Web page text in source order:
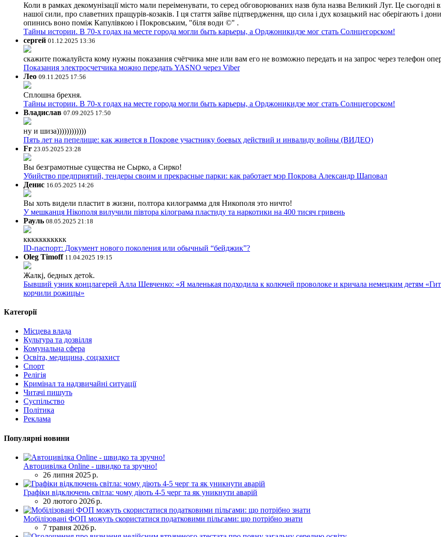
Коли в рамках декомунізації місто мали переіменувати, то серед обговорюваних назв була назва Великий Луг. Це
нашої сили, про славетних пращурів-козаків. І ця стаття зайве підтвердження, що сила і дух козацький нас оберігають і
опинись воно поміж Капулівкою і Покровським, "біля води ©" .
Тайны истории. В 70-х годах на месте города могли быть карьеры, а Орджоникидзе мог стать Солнцегорском!
сергей 01.12.2025 13:36
скажите пожалуйста кому нужны показания счётчика мне или вам его не возможно передать и на запрос через телефон
Показания электросчетчика можно передать YASNO через Viber
Лео 09.11.2025 17:56
Сплошна брехня.
Тайны истории. В 70-х годах на месте города могли быть карьеры, а Орджоникидзе мог стать Солнцегорском!
Владислав 07.09.2025 17:50
ну и шиза))))))))))))
Пять лет на пепелище: как живется в Покрове участнику боевых действий и инвалиду войны (ВИДЕО)
Fr 23.05.2025 23:28
Вы безграмотные существа не Сырко, а Сирко!
Убийство предприятий, тендеры своим и прекрасные парки: как работает мэр Покрова Александр Шаповал
Денис 16.05.2025 14:26
Вы хоть видели пластит в жизни, полтора килограмма для Никополя это ничто!
У мешканця Нікополя вилучили півтора кілограма пластиду та наркотики на 400 тисяч гривень
Рауль 08.05.2025 21:18
ккккккккккк
ID-паспорт: Документ нового поколения или обычный “бейджик”?
Oleg Timoff 11.04.2025 19:15
Жалкj, бедных детok.
Бывший узник концлагерей Алла Шевченко: «Я маленькая подходила к колючей проволоке и кричала немецким детям
корчили рожицы»
Категорії
Місцева влада
Культура та дозвілля
Комунальна сфера
Освіта, медицина, соцзахист
Спорт
Релігія
Кримінал та надзвичайні ситуації
Читачі пишуть
Суспільство
Політика
Реклама
Популярні новини
Автоцивілка Online - швидко та зручно!
26 липня 2025 р.
Графіки відключень світла: чому діють 4-5 черг та як уникнути аварій
20 лютого 2026 р.
Мобілізовані ФОП можуть скористатися податковими пільгами: що потрібно знати
7 травня 2026 р.